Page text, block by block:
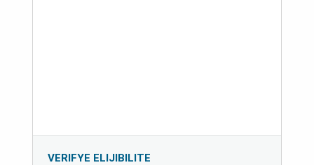
VERIFYE ELIJIBILITE